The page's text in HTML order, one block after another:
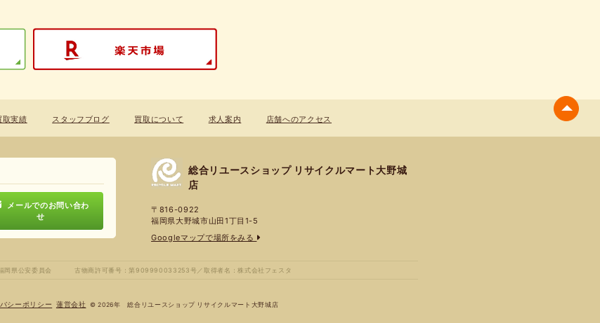
取実績 スタッフブログ 買取について 求人案内 店舗へのアクセス
メールでのお問い合わ
せ
総合リユースショップ リサイクルマート大野城
店
〒816-0922
福岡県大野城市山田1丁目1-5
Googleマップで場所をみる
岡県公安委員会 古物商許可番号：第909990033253号／ 取得者名：株式会社フェスタ
シーポリシー 蓮営会社 © 2026年 総合リユースショップ リサイクルマート大野城店